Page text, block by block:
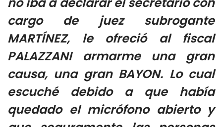
cargo de juez subrogante
MARTÍNEZ, le ofreció al fiscal
PALAZZANI armarme una gran
causa, una gran BAYON. Lo cual
escuché debido a que había
quedado el micrófono abierto y